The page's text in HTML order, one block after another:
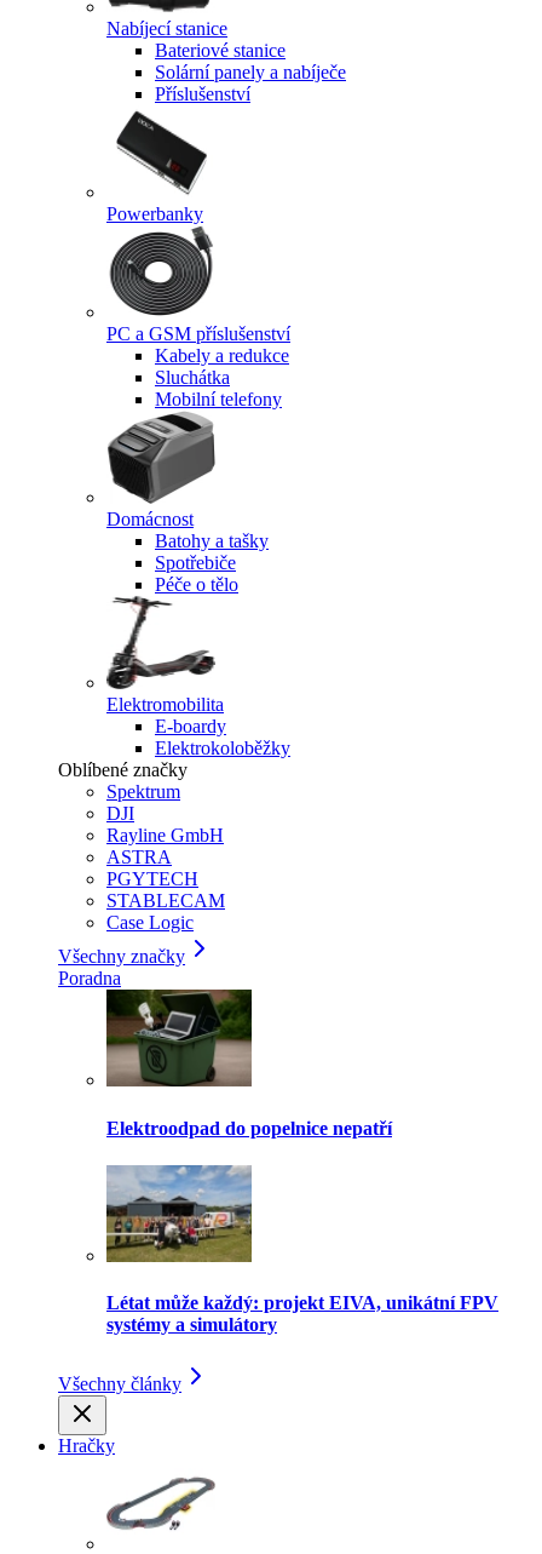
Nabíjecí stanice
Bateriové stanice
Solární panely a nabíječe
Příslušenství
Powerbanky
PC a GSM příslušenství
Kabely a redukce
Sluchátka
Mobilní telefony
Domácnost
Batohy a tašky
Spotřebiče
Péče o tělo
Elektromobilita
E-boardy
Elektrokoloběžky
Oblíbené značky
Spektrum
DJI
Rayline GmbH
ASTRA
PGYTECH
STABLECAM
Case Logic
Všechny značky
Poradna
Elektroodpad do popelnice nepatří
Létat může každý: projekt EIVA, unikátní FPV
systémy a simulátory
Všechny články
Hračky